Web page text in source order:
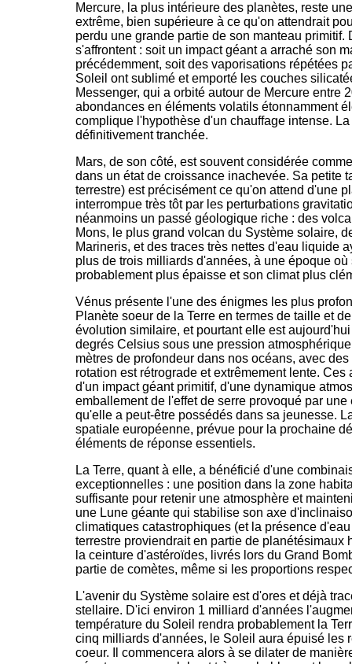
Mercure, la plus intérieure des planètes, reste
extrême, bien supérieure à ce qu'on attendrait
perdu une grande partie de son manteau
s'affrontent : soit un impact géant a arraché son
précédemment, soit des vaporisations répétées
Soleil ont sublimé et emporté les couches
Messenger, qui a orbité autour de Mercure entre
abondances en éléments volatils étonnamment
complique l'hypothèse d'un chauffage intense.
définitivement tranchée.
Mars, de son côté, est souvent considérée
dans un état de croissance inachevée. Sa petite
terrestre) est précisément ce qu'on attend d'une
interrompue très tôt par les perturbations
néanmoins un passé géologique riche : des
Mons, le plus grand volcan du Système solaire,
Marineris, et des traces très nettes d'eau liquide
plus de trois milliards d'années, à une époque
probablement plus épaisse et son climat plus
Vénus présente l'une des énigmes les plus
Planète soeur de la Terre en termes de taille et
évolution similaire, et pourtant elle est
degrés Celsius sous une pression
mètres de profondeur dans nos océans, avec
rotation est rétrograde et extrêmement lente.
d'un impact géant primitif, d'une dynamique
emballement de l'effet de serre provoqué par
qu'elle a peut-être possédés dans sa jeunesse.
spatiale européenne, prévue pour la prochaine
éléments de réponse essentiels.
La Terre, quant à elle, a bénéficié d'une
exceptionnelles : une position dans la zone
suffisante pour retenir une atmosphère et
une Lune géante qui stabilise son axe
climatiques catastrophiques (et la présence
terrestre proviendrait en partie de planétésimaux
la ceinture d'astéroïdes, livrés lors du Grand
partie de comètes, même si les proportions
L'avenir du Système solaire est d'ores et déjà
stellaire. D'ici environ 1 milliard d'années
température du Soleil rendra probablement la
cinq milliards d'années, le Soleil aura épuisé les
coeur. Il commencera alors à se dilater de